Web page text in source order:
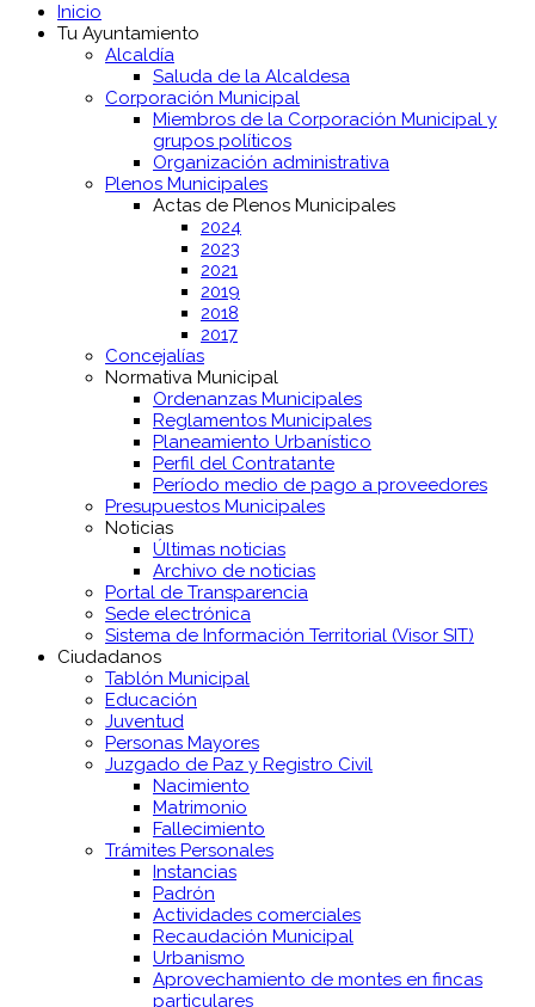
Inicio
Tu Ayuntamiento
Alcaldía
Saluda de la Alcaldesa
Corporación Municipal
Miembros de la Corporación Municipal y
grupos políticos
Organización administrativa
Plenos Municipales
Actas de Plenos Municipales
2024
2023
2021
2019
2018
2017
Concejalías
Normativa Municipal
Ordenanzas Municipales
Reglamentos Municipales
Planeamiento Urbanístico
Perfil del Contratante
Período medio de pago a proveedores
Presupuestos Municipales
Noticias
Últimas noticias
Archivo de noticias
Portal de Transparencia
Sede electrónica
Sistema de Información Territorial (Visor SIT)
Ciudadanos
Tablón Municipal
Educación
Juventud
Personas Mayores
Juzgado de Paz y Registro Civil
Nacimiento
Matrimonio
Fallecimiento
Trámites Personales
Instancias
Padrón
Actividades comerciales
Recaudación Municipal
Urbanismo
Aprovechamiento de montes en fincas
particulares